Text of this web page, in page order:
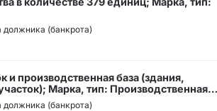
(банкрота)
и производственная база (здания,
Марка, тип: Производственная
(банкрота)